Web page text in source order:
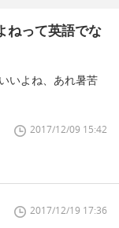
ねって英語でな
いよね、あれ暑苦
2017/12/09 15:42
2017/12/19 17:36